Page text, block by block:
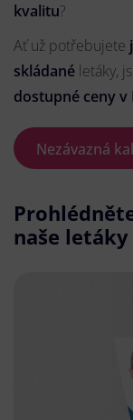
kvalitu?
Ať už potřebujete
skládané letáky,
dostupné ceny v
Nezávazná
naše letáky